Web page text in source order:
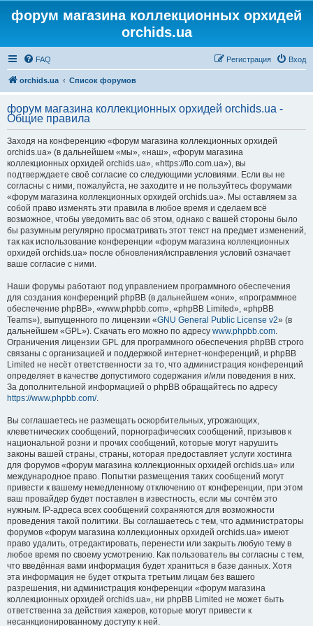
форум магазина коллекционных орхидей
orchids.ua
FAQ Вход
Регистрация
orchids.ua Список форумов
форум магазина коллекционных орхидей orchids.ua -
Общие правила
Заходя на конференцию «форум магазина коллекционных орхидей
orchids.ua» (в дальнейшем «мы», «наш», «форум магазина
коллекционных орхидей orchids.ua», «https://flo.com.ua»), вы
подтверждаете своё согласие со следующими условиями. Если вы не
согласны с ними, пожалуйста, не заходите и не пользуйтесь форумами
«форум магазина коллекционных орхидей orchids.ua». Мы оставляем за
собой право изменять эти правила в любое время и сделаем всё
возможное, чтобы уведомить вас об этом, однако с вашей стороны было
бы разумным регулярно просматривать этот текст на предмет изменений,
так как использование конференции «форум магазина коллекционных
орхидей orchids.ua» после обновления/исправления условий означает
ваше согласие с ними.
Наши форумы работают под управлением программного обеспечения
для создания конференций phpBB (в дальнейшем «они», «программное
обеспечение phpBB», «www.phpbb.com», «phpBB Limited», «phpBB
Teams»), выпущенного по лицензии «GNU General Public License v2» (в
дальнейшем «GPL»). Скачать его можно по адресу www.phpbb.com.
Ограничения лицензии GPL для программного обеспечения phpBB строго
связаны с организацией и поддержкой интернет-конференций, и phpBB
Limited не несёт ответственности за то, что администрация конференций
определяет в качестве допустимого содержания и/или поведения в них.
За дополнительной информацией о phpBB обращайтесь по адресу
https://www.phpbb.com/.
Вы соглашаетесь не размещать оскорбительных, угрожающих,
клеветнических сообщений, порнографических сообщений, призывов к
национальной розни и прочих сообщений, которые могут нарушить
законы вашей страны, страны, которая предоставляет услуги хостинга
для форумов «форум магазина коллекционных орхидей orchids.ua» или
международное право. Попытки размещения таких сообщений могут
привести к вашему немедленному отключению от конференции, при этом
ваш провайдер будет поставлен в известность, если мы сочтём это
нужным. IP-адреса всех сообщений сохраняются для возможности
проведения такой политики. Вы соглашаетесь с тем, что администраторы
форумов «форум магазина коллекционных орхидей orchids.ua» имеют
право удалить, отредактировать, перенести или закрыть любую тему в
любое время по своему усмотрению. Как пользователь вы согласны с тем,
что введённая вами информация будет храниться в базе данных. Хотя
эта информация не будет открыта третьим лицам без вашего
разрешения, ни администрация конференции «форум магазина
коллекционных орхидей orchids.ua», ни phpBB Limited не может быть
ответственна за действия хакеров, которые могут привести к
несанкционированному доступу к ней.